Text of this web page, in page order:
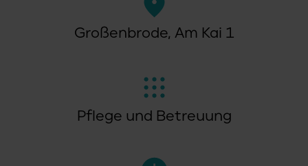
Großenbrode, Am Kai 1
Pflege und Betreuung